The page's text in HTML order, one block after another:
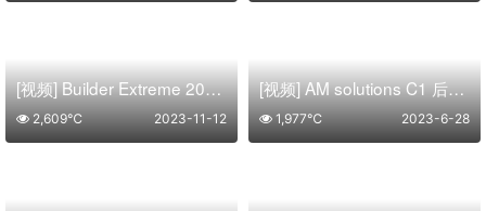
[视频] Builder Extreme 2000 PRO工业级大幅面FDM 3D打印机
2023-11-12
2,609℃
[视频] AM solutions C1 后处理系统 – 全自动去除光聚合物的支撑结构及树脂清洗
2023-6-28
1,977℃